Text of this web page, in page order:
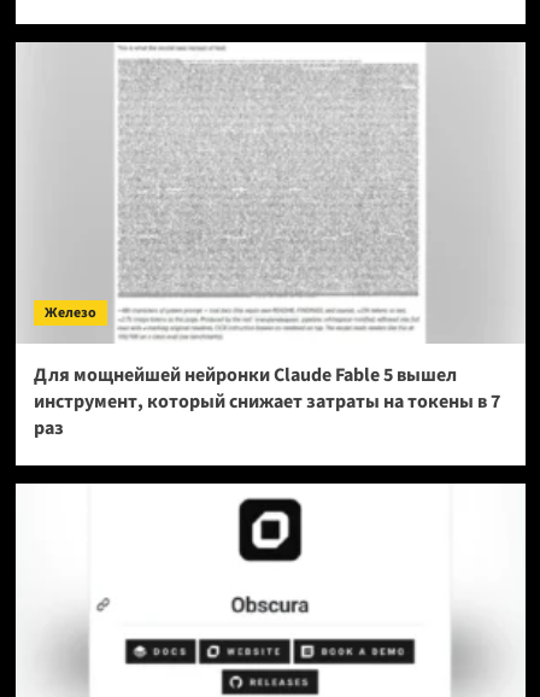
Железо
Для мощнейшей нейронки Claude Fable 5 вышел
инструмент, который снижает затраты на токены в 7
раз